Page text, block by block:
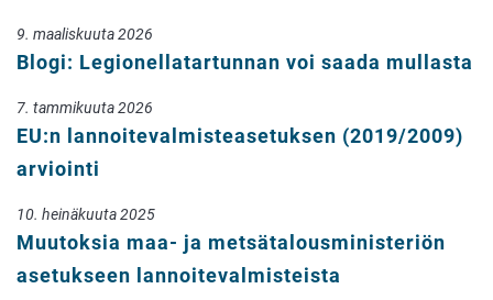
9. maaliskuuta 2026
Blogi: Legionellatartunnan voi saada mullasta
7. tammikuuta 2026
EU:n lannoitevalmisteasetuksen (2019/2009)
arviointi
10. heinäkuuta 2025
Muutoksia maa- ja metsätalousministeriön
asetukseen lannoitevalmisteista